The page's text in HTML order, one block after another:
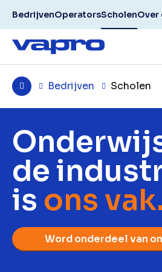
BedrijvenOperatorsScholenOver
de
is ons vak.
Word onderdeel van
Bedrijven Scholen